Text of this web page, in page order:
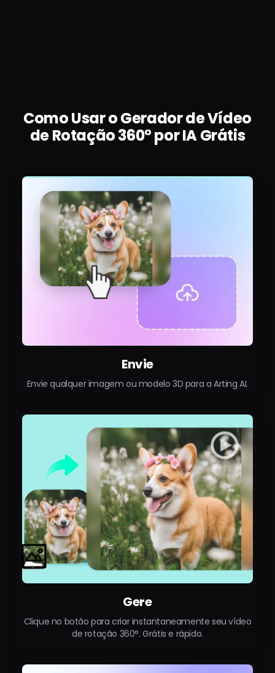
Como Usar o Gerador de Vídeo
de Rotação 360° por IA Grátis
Envie
Envie qualquer imagem ou modelo 3D para a Arting AI.
Gere
Clique no botão para criar instantaneamente seu vídeo
de rotação 360°. Grátis e rápido.